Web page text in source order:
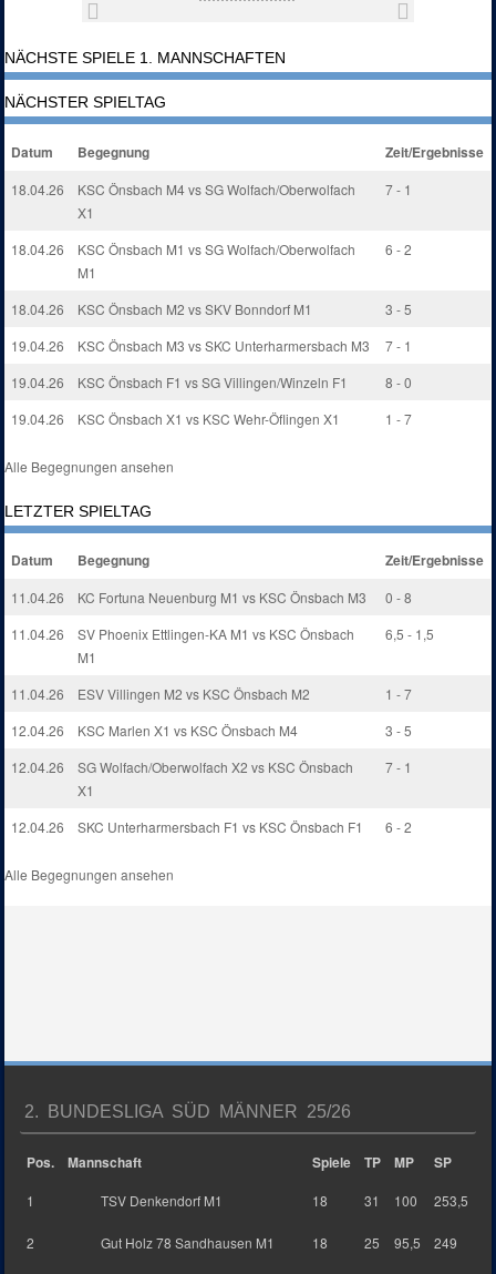
NÄCHSTE SPIELE 1. MANNSCHAFTEN
NÄCHSTER SPIELTAG
Datum Begegnung Zeit/Ergebnisse
18.04.26
KSC Önsbach M4 vs SG Wolfach/Oberwolfach
X1
7 - 1
18.04.26
KSC Önsbach M1 vs SG Wolfach/Oberwolfach
M1
6 - 2
18.04.26 KSC Önsbach M2 vs SKV Bonndorf M1
3 - 5
19.04.26
KSC Önsbach M3 vs SKC Unterharmersbach M3
7 - 1
19.04.26
KSC Önsbach F1 vs SG Villingen/Winzeln F1
8 - 0
19.04.26
KSC Önsbach X1 vs KSC Wehr-Öflingen X1 1 - 7
Alle Begegnungen ansehen
LETZTER SPIELTAG
Datum Begegnung Zeit/Ergebnisse
11.04.26 KC Fortuna Neuenburg M1 vs KSC Önsbach M3
0 - 8
11.04.26
SV Phoenix Ettlingen-KA M1 vs KSC Önsbach
M1
6,5 - 1,5
11.04.26 ESV Villingen M2 vs KSC Önsbach M2
1 - 7
12.04.26
KSC Marlen X1 vs KSC Önsbach M4
3 - 5
12.04.26
SG Wolfach/Oberwolfach X2 vs KSC Önsbach
X1
7 - 1
12.04.26 SKC Unterharmersbach F1 vs KSC Önsbach F1 6 - 2
Alle Begegnungen ansehen
2. BUNDESLIGA SÜD MÄNNER 25/26
Pos. Mannschaft Spiele TP MP SP
1 TSV Denkendorf M1 18 31 100 253,5
2 Gut Holz 78 Sandhausen M1 18 25 95,5 249